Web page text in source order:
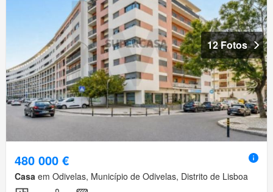
12 Fotos
480 000 €
Casa em Odivelas, Município de Odivelas, Distrito de Lisboa